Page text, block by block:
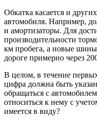
Обкатка касается и
автомобиля. Например,
и амортизаторы. Для
производительности
км пробега, а новые шины
дороге примерно через
В целом, в течение
цифра должна быть
обращаться с
относиться к нему с
имеется в виду?